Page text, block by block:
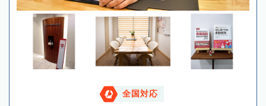
全国対応